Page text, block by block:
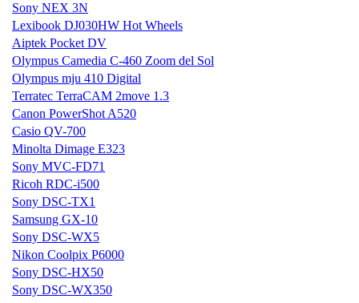
Sony NEX 3N
Lexibook DJ030HW Hot Wheels
Aiptek Pocket DV
Olympus Camedia C-460 Zoom del Sol
Olympus mju 410 Digital
Terratec TerraCAM 2move 1.3
Canon PowerShot A520
Casio QV-700
Minolta Dimage E323
Sony MVC-FD71
Ricoh RDC-i500
Sony DSC-TX1
Samsung GX-10
Sony DSC-WX5
Nikon Coolpix P6000
Sony DSC-HX50
Sony DSC-WX350